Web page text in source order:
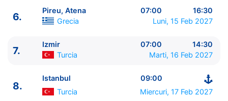
----------------------------------------
1. Istanbul Turcia
Corfu Grecia
4.
Italia 08:00 - 19:00
6.
Pireu, Atena
07:00 - 16:30
7. Izmir Turcia 07:00 - 14:30
6.
Pireu, Atena 07:00
16:30
Grecia
Luni, 15 Feb 2027
7.
Izmir 07:00
14:30
Turcia
Marti, 16 Feb 2027
8.
Istanbul
09:00
Turcia
Miercuri, 17 Feb 2027